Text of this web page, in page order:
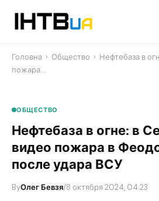
Головна › Общество › Нефтебаза в
пожара…
ОБЩЕСТВО
Нефтебаза в огне: в
видео пожара в
после удара ВСУ
ByОлег Бевзя/8 октября 2024, 04:23